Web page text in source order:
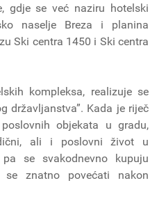
gdje se već naziru hotelski
naselje Breza i planina
Ski centra 1450 i Ski centra
kompleksa, realizuje se
državljanstva”. Kada je riječ
objekata u gradu,
ali i poslovni život u
se svakodnevno kupuju
znatno povećati nakon